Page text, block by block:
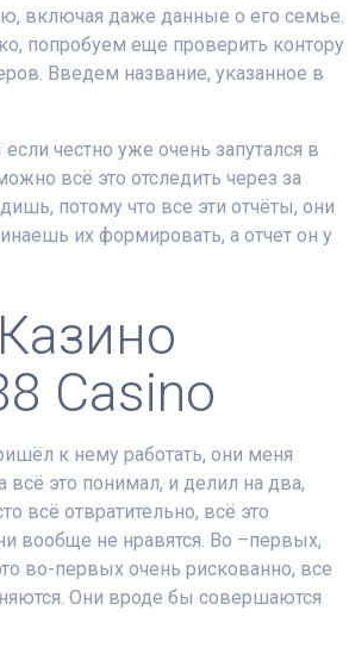
включая даже данные о его семье.
попробуем еще проверить контору
Введем название, указанное в
честно уже очень запутался в
всё это отследить через за
потому что все эти отчёты, они
их формировать, а отчет он у
Casino
к нему работать, они меня
это понимал, и делил на два,
всё отвратительно, всё это
вообще не нравятся. Во –первых,
во-первых очень рискованно, все
Они вроде бы совершаются